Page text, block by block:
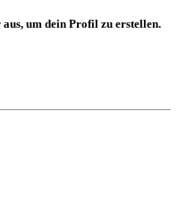
um dein Profil zu erstellen.